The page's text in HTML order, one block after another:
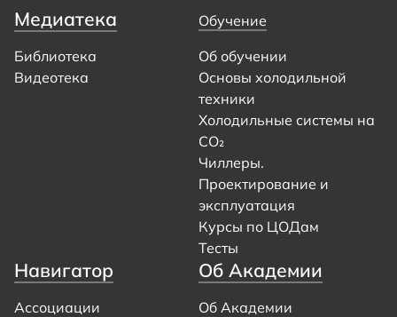
Медиатека
Библиотека
Видеотека
Обучение
Об обучении
Основы холодильной
техники
Холодильные системы на
CO₂
Чиллеры.
Проектирование и
эксплуатация
Курсы по ЦОДам
Тесты
Навигатор
Ассоциации
Об Академии
Об Академии